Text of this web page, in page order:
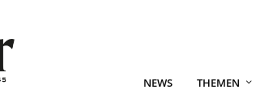
NEWS THEMEN